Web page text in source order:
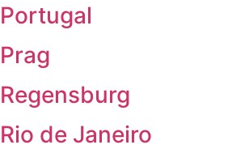
Portugal
Prag
Regensburg
Rio de Janeiro